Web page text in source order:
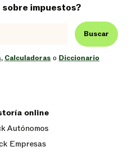
impuestos?
Buscar
, Calculadoras o Diccionario
online
Autónomos
Empresas